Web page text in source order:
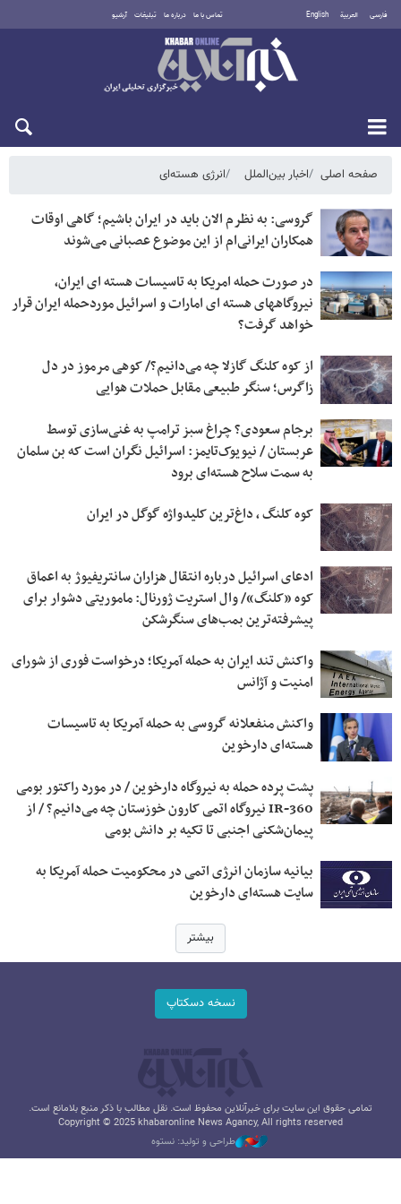
فارسی العربية English تماس با ما درباره ما تبلیغات آرشیو
جمعه ۱۶ مرداد ۱۴۰۵
صفحه اصلی اخبار بین‌الملل انرژی هسته‌ای
گروسی: به نظرم الان باید در ایران باشیم؛ گاهی اوقات
همکاران ایرانی‌ام از این موضوع عصبانی می‌شوند
در صورت حمله امریکا به تاسیسات هسته ای ایران،
نیروگاههای هسته ای امارات و اسرائیل موردحمله ایران قرار
خواهد گرفت؟
از کوه کلنگ گازلا چه می‌دانیم؟/ کوهی مرموز در دل
زاگرس؛ سنگر طبیعی مقابل حملات هوایی
برجام سعودی؟ چراغ سبز ترامپ به غنی‌سازی توسط
عربستان / نیویوک‌تایمز: اسرائیل نگران است که بن سلمان
به سمت سلاح هسته‌ای برود
کوه کلنگ ، داغ‌ترین کلیدواژه گوگل در ایران
ادعای اسرائیل درباره انتقال هزاران سانتریفیوژ به اعماق
کوه «کلنگ»/ وال استریت ژورنال: ماموریتی دشوار برای
پیشرفته‌ترین بمب‌های سنگرشکن
واکنش تند ایران به حمله آمریکا؛ درخواست فوری از شورای
امنیت و آژانس
واکنش منفعلانه گروسی به حمله آمریکا به تاسیسات
هسته‌ای دارخوین
پشت پرده حمله به نیروگاه دارخوین / در مورد راکتور بومی
IR-360 نیروگاه اتمی کارون خوزستان چه می‌دانیم؟ / از
پیمان‌شکنی اجنبی تا تکیه بر دانش بومی
بیانیه‌ سازمان انرژی اتمی در محکومیت حمله‌ آمریکا به
سایت هسته‌ای دارخوین
بیشتر
نسخه دسکتاپ
تمامی حقوق این سایت برای خبرآنلاین محفوظ است. نقل مطالب با ذکر منبع بلامانع است.
Copyright © 2025 khabaronline News Agancy, All rights reserved
طراحی و تولید: نستوه